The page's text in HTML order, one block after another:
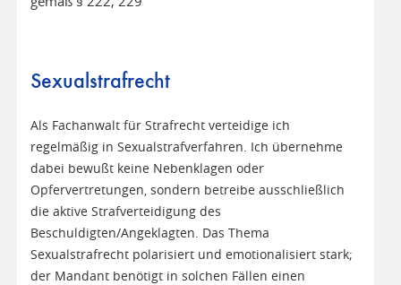
Sexualstrafrecht
Als Fachanwalt für Strafrecht verteidige ich
regelmäßig in Sexualstrafverfahren. Ich übernehme
dabei bewußt keine Nebenklagen oder
Opfervertretungen, sondern betreibe ausschließlich
die aktive Strafverteidigung des
Beschuldigten/Angeklagten. Das Thema
Sexualstrafrecht polarisiert und emotionalisiert stark;
der Mandant benötigt in solchen Fällen einen